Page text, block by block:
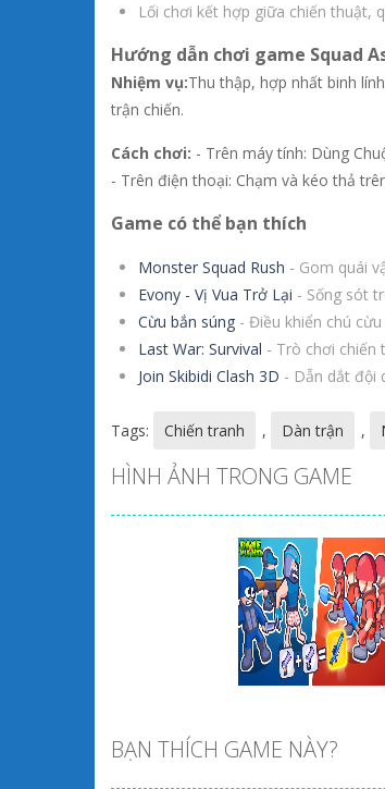
Lối chơi kết hợp giữa chiến thuật,
Hướng dẫn chơi game Squad
Nhiệm vụ:Thu thập, hợp nhất binh
trận chiến.
Cách chơi: - Trên máy tính: Dùng
- Trên điện thoại: Chạm và kéo thả
Game có thể bạn thích
Monster Squad Rush - Gom quái
Evony - Vị Vua Trở Lại - Sống sót
Cừu bắn súng - Điều khiển chú
Last War: Survival - Trò chơi chiến
Join Skibidi Clash 3D - Dẫn dắt đội
Tags: Chiến tranh , Dàn trận ,
HÌNH ẢNH TRONG GAME
BẠN THÍCH GAME NÀY?